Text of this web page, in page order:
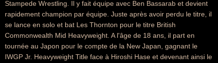
Stampede Wrestling. Il y fait équipe avec Ben Bassarab et devient
rapidement champion par équipe. Juste après avoir perdu le titre, il
se lance en solo et bat Les Thornton pour le titre British
Commonwealth Mid Heavyweight. A l'âge de 18 ans, il part en
tournée au Japon pour le compte de la New Japan, gagnant le
IWGP Jr. Heavyweight Title face à Hiroshi Hase et devenant ainsi le